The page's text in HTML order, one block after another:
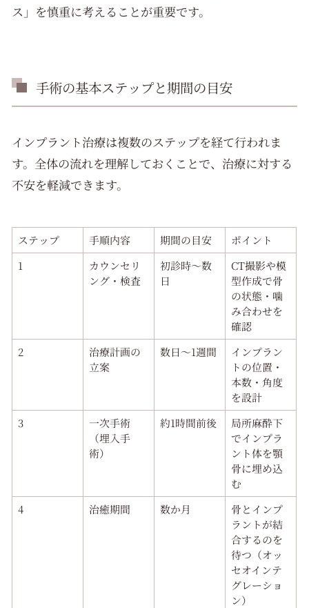
ス」を慎重に考えることが重要です。
手術の基本ステップと期間の目安
インプラント治療は複数のステップを経て行われま
す。全体の流れを理解しておくことで、治療に対する
不安を軽減できます。
ステップ 手順内容 期間の目安
ポイント
1
カウンセリ
ング・検査
初診時〜数
日
CT撮影や模
型作成で骨
の状態・噛
み合わせを
確認
2
治療計画の
立案
数日〜1週間
インプラン
トの位置・
本数・角度
を設計
3
一次手術
（埋入手
術）
約1時間前後
局所麻酔下
でインプラ
ント体を顎
骨に埋め込
む
4
治癒期間 数か月
骨とインプ
ラントが結
合するのを
待つ（オッ
セオインテ
グレーショ
ン）